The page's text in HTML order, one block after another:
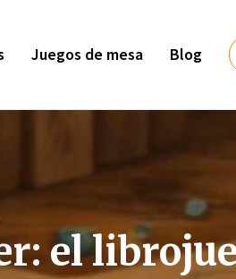
Juegos de mesa Blog
el